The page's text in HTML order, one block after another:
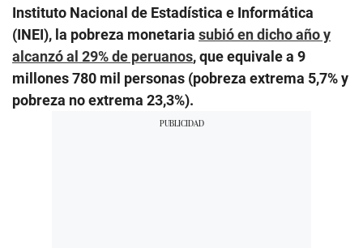
Instituto Nacional de Estadística e Informática
(INEI), la pobreza monetaria subió en dicho año y
alcanzó al 29% de peruanos, que equivale a 9
millones 780 mil personas (pobreza extrema 5,7% y
pobreza no extrema 23,3%).